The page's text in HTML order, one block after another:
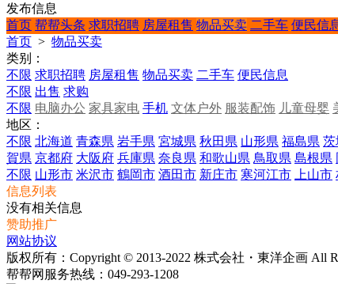
发布信息
首页 帮帮头条 求职招聘 房屋租售 物品买卖 二手车 便民信
首页 > 物品买卖
类别：
不限 求职招聘 房屋租售 物品买卖 二手车 便民信息
不限 出售 求购
不限 电脑办公 家具家电 手机 文体户外 服装配饰 儿童母婴
地区：
不限 北海道 青森県 岩手県 宮城県 秋田県 山形県 福島県 茨
賀県 京都府 大阪府 兵庫県 奈良県 和歌山県 鳥取県 島根県
不限 山形市 米沢市 鶴岡市 酒田市 新庄市 寒河江市 上山市
信息列表
没有相关信息
赞助推广
网站协议
版权所有：Copyright © 2013-2022 株式会社・東洋企画 All
帮帮网服务热线： 049-293-1208